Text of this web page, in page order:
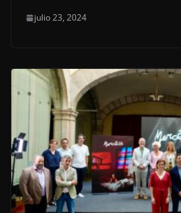
julio 23, 2024